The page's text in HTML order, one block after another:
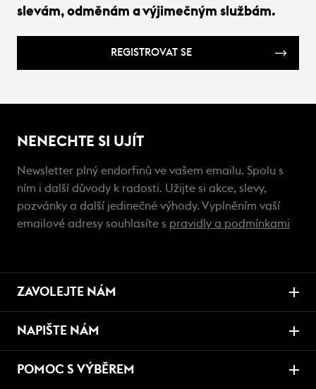
slevám, odměnám a výjimečným službám.
REGISTROVAT SE
NENECHTE SI UJÍT
Newsletter plný endorfinů ve vašem emailu. Spolu s
ním i další důvody k radosti. Užijte si akce, slevy,
pozvánky a další jedinečné výhody. Vyplněním vaší
emailové adresy souhlasíte s pravidly a podmínkami
ZAVOLEJTE NÁM
NAPIŠTE NÁM
POMOC S VÝBĚREM